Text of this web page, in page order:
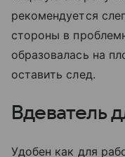
рекомендуется
стороны в
образовалась на
оставить след.
Вдеватель
Удобен как для